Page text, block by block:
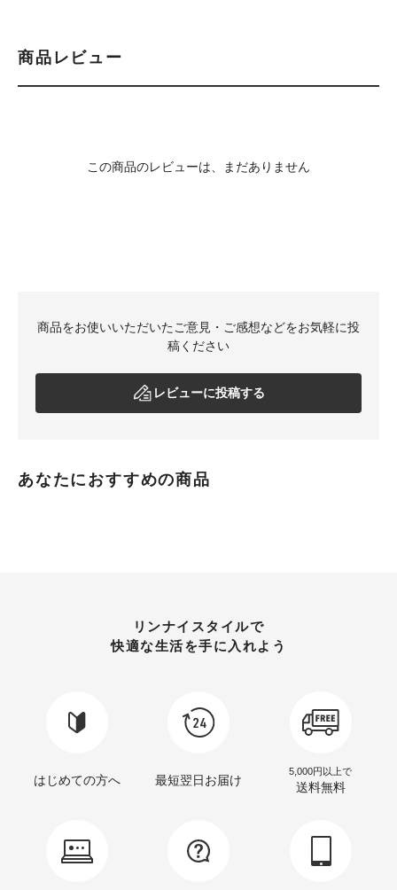
商品レビュー
この商品のレビューは、まだありません
商品をお使いいただいたご意見・ご感想などをお気軽に投
稿ください
レビューに投稿する
あなたにおすすめの商品
リンナイスタイルで
快適な生活を手に入れよう
はじめての方へ 最短翌日お届け
5,000円以上で
送料無料